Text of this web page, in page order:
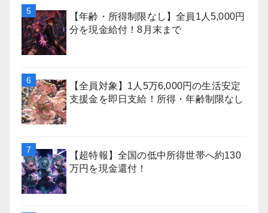
【年齢・所得制限なし】全員1人5,000円
分を現金給付！8月末まで
【全員対象】1人5万6,000円の生活安定
支援金を即日支給！所得・年齢制限なし
【超特報】全国の低中所得世帯へ約130
万円を現金還付！